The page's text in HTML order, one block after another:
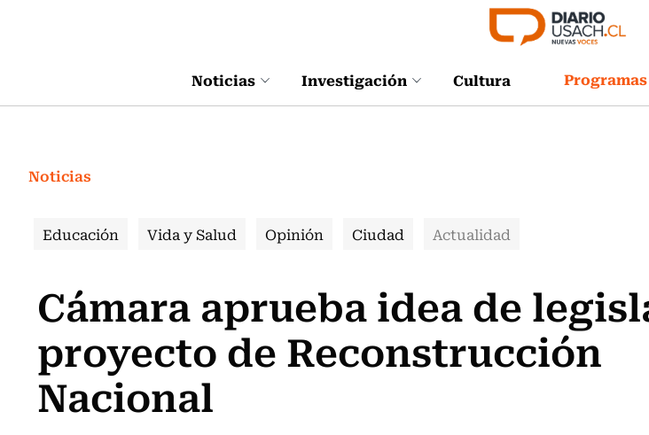
Noticias Investigación Cultura
Noticias
Educación Vida y Salud Opinión Ciudad Actualidad
Cámara aprueba idea de
proyecto de Reconstrucción
Nacional